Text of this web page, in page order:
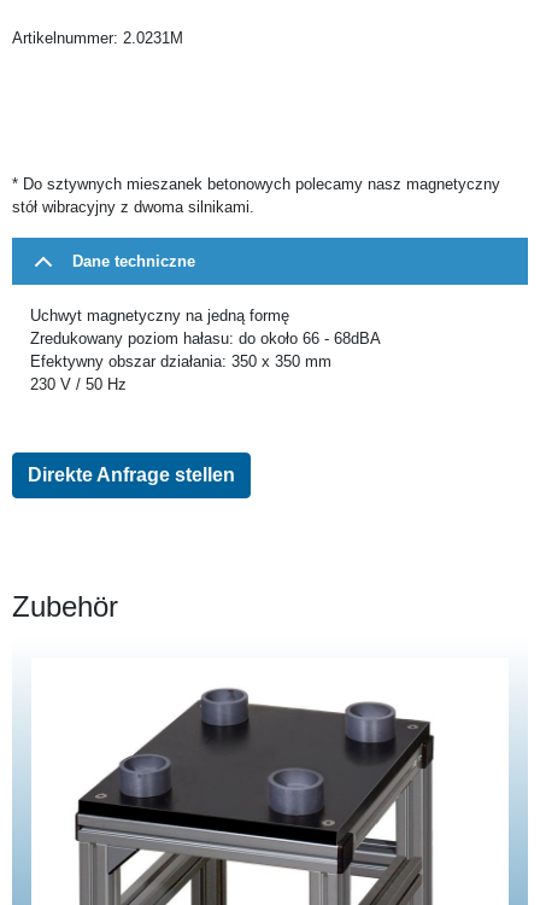
Artikelnummer: 2.0231M
* Do sztywnych mieszanek betonowych polecamy nasz magnetyczny
stół wibracyjny z dwoma silnikami.
Dane techniczne
Uchwyt magnetyczny na jedną formę
Zredukowany poziom hałasu: do około 66 - 68dBA
Efektywny obszar działania: 350 x 350 mm
230 V / 50 Hz
Direkte Anfrage stellen
Zubehör